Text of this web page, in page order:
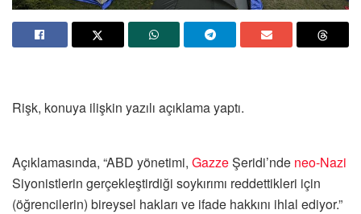
Rişk, konuya ilişkin yazılı açıklama yaptı.
Açıklamasında, “ABD yönetimi, GazzeŞeridi’nde neo-Nazi
Siyonistlerin gerçekleştirdiği soykırımı reddettikleri için
(öğrencilerin) bireysel hakları ve ifade hakkını ihlal ediyor.”